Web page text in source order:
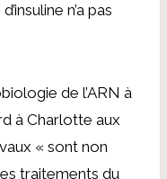
n’a pas
de l’ARN à
à Charlotte aux
« sont non
traitements du